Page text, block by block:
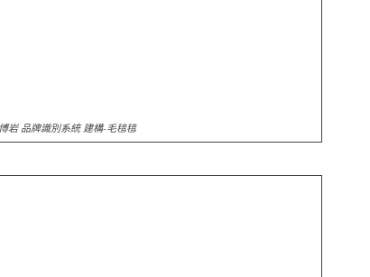
岩 品牌識別系統 建構-毛毰毰